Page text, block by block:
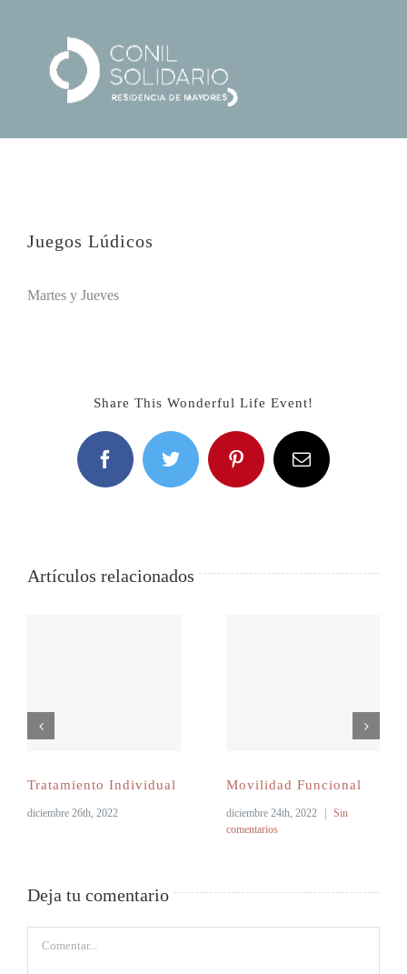
contenido
TIMINGS
Juegos Lúdicos
Martes y Jueves
Share This Wonderful Life Event!
FacebookTwitter PinterestCorreo
electrónico
Artículos relacionados
Tratamiento Individual
diciembre 26th, 2022
Movilidad Funcional
diciembre 24th, 2022 | Sin
comentarios
Deja tu comentario
Comentar